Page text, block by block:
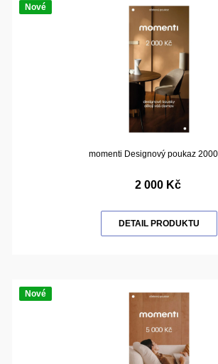
Nové
momenti Designový poukaz
2 000 Kč
DETAIL PRODUKTU
Nové